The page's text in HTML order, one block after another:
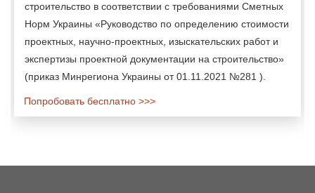
строительство в соответствии с требованиями Сметных
Норм Украины «Руководство по определению стоимости
проектных, научно-проектных, изыскательских работ и
экспертизы проектной документации на строительство»
(приказ Минрегиона Украины от 01.11.2021 №281 ).
Попробовать бесплатно >>>